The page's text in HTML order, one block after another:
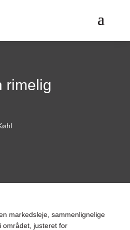
rimelig
markedsleje, sammenlignelige
området, justeret for